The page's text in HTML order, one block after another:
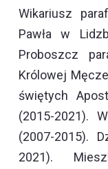
Wikariusz
Pawła w
Proboszcz
Królowej
świętych
(2015-2021).
(2007-2015).
2021).